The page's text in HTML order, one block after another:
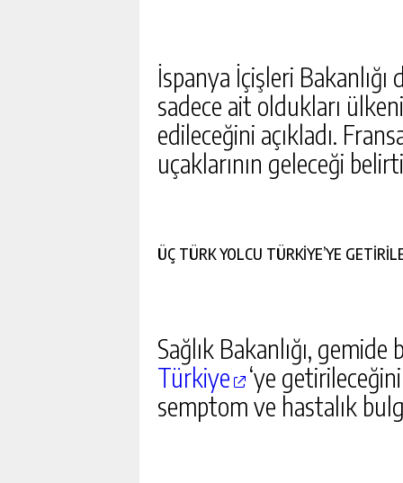
İspanya İçişleri
sadece ait oldukları
edileceğini açıkladı.
uçaklarının geleceği
ÜÇ TÜRK YOLCU TÜRKİYE’YE
Sağlık Bakanlığı,
Türkiye
‘ye
semptom ve hastalık